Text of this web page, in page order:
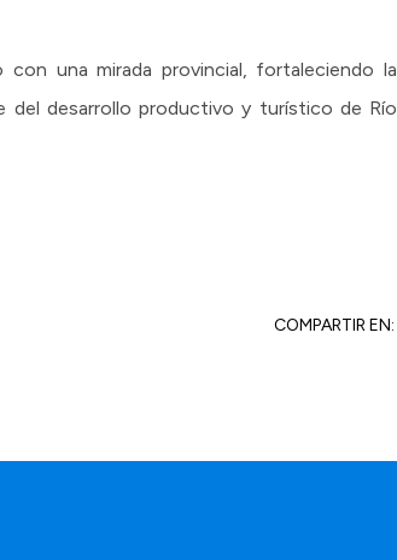
una mirada provincial, fortaleciendo la
del desarrollo productivo y turístico de Río
COMPARTIR EN: